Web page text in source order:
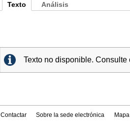
Texto
Texto no disponible.
Análisis
Contactar Sobre la sede electrónica Mapa